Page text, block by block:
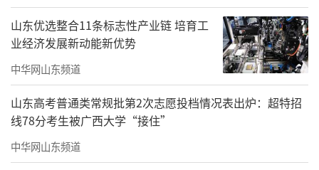
山东优选整合11条标志性产业链 培育工
业经济发展新动能新优势
中华网山东频道
山东高考普通类常规批第2次志愿投档情况表出炉：超特招
线78分考生被广西大学“接住”
中华网山东频道